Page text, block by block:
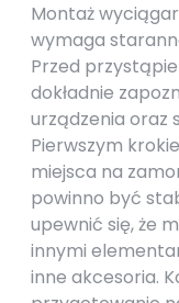
Montaż
wymaga
Przed
dokładnie
urządzenia oraz
Pierwszym
miejsca na
powinno być
upewnić się, że
innymi
inne akcesoria.